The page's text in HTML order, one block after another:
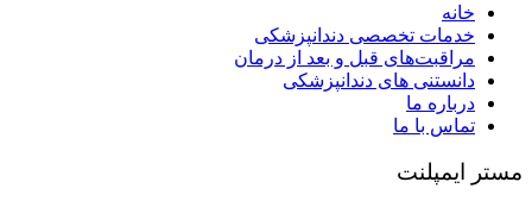
خانه
خدمات تخصصی دندانپزشکی
مراقبت‌های قبل و بعد از درمان
دانستنی های دندانپزشکی
درباره ما
تماس با ما
مستر ایمپلنت